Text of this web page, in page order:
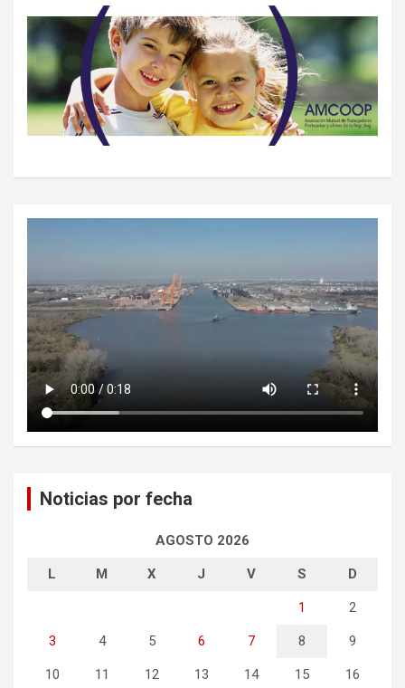
Noticias por fecha
AGOSTO 2026
L M X J V S D
1 2
3 4 5 6 7 8 9
10 11 12 13 14 15 16